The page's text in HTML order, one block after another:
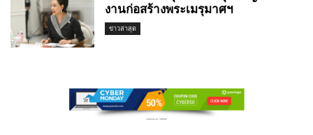
งานก่อสร้างพระเมรุมาศฯ
ข่าวล่าสุด